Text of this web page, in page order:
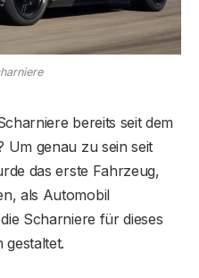
bereits seit dem
Um genau zu sein seit
das erste Fahrzeug,
als Automobil
Scharniere für dieses